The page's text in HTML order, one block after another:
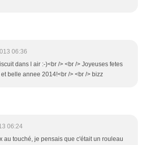
06:36
dans l air :-)<br /> <br /> Joyeuses fetes
belle annee 2014!<br /> <br /> bizz
06:24
au touché, je pensais que c'était un rouleau